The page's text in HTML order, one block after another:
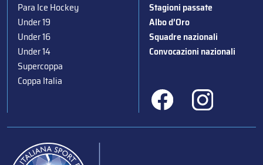
Para Ice Hockey
Under 19
Under 16
Under 14
Supercoppa
Coppa Italia
Stagioni passate
Albo d’Oro
Squadre nazionali
Convocazioni nazionali